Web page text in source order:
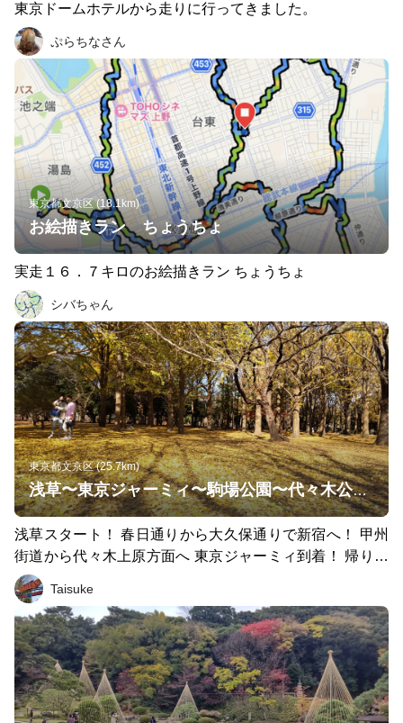
東京ドームホテルから走りに行ってきました。
ぷらちなさん
東京都文京区 (18.1km)
お絵描きラン ちょうちょ
実走１６．７キロのお絵描きラン ちょうちょ
シバちゃん
東京都文京区 (25.7km)
浅草〜東京ジャーミィ〜駒場公園〜代々木公園〜浅草
浅草スタート！ 春日通りから大久保通りで新宿へ！ 甲州
街道から代々木上原方面へ 東京ジャーミィ到着！ 帰りは
駒場公園からの代々木公園！ 神宮〜迎賓館〜総武線沿い
を真っ直ぐ！ 最後春日通りで浅草へ！ 坂と信号は多いで
すが、 都内の見所多数あって、 観光ランにはもってこい
です。
Taisuke